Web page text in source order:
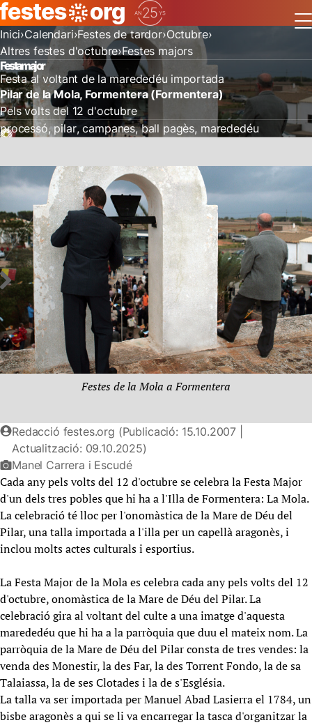
Inici Calendari Festes de tardor Octubre
Altres festes d'octubre Festes majors
Festa major
Festa al voltant de la marededéu importada
Pilar de la Mola, Formentera (Formentera)
Pels volts del 12 d'octubre
processó pilar campanes ball pagès marededéu
Festes de la Mola a Formentera
Redacció festes.org (Publicació: 15.10.2007 |
Actualització: 09.10.2025)
Manel Carrera i Escudé
Cada any pels volts del 12 d'octubre se celebra la Festa Major
d'un dels tres pobles que hi ha a l'Illa de Formentera: La Mola.
La celebració té lloc per l'onomàstica de la Mare de Déu del
Pilar, una talla importada a l'illa per un capellà aragonès, i
inclou molts actes culturals i esportius.
La Festa Major de la Mola es celebra cada any pels volts del 12
d'octubre, onomàstica de la Mare de Déu del Pilar. La
celebració gira al voltant del culte a una imatge d'aquesta
marededéu que hi ha a la parròquia que duu el mateix nom. La
parròquia de la Mare de Déu del Pilar consta de tres vendes: la
venda des Monestir, la des Far, la des Torrent Fondo, la de sa
Talaiassa, la de ses Clotades i la de s'Església.
La talla va ser importada per Manuel Abad Lasierra el 1784, un
bisbe aragonès a qui se li va encarregar la tasca d'organitzar la